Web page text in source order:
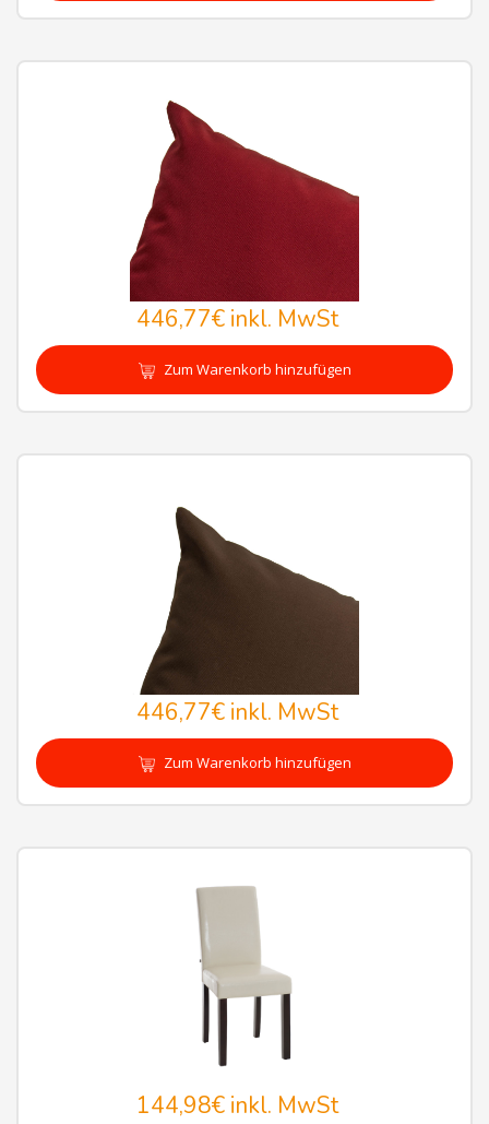
446,77€inkl. MwSt
Zum Warenkorb hinzufügen
446,77€inkl. MwSt
Zum Warenkorb hinzufügen
144,98€inkl. MwSt